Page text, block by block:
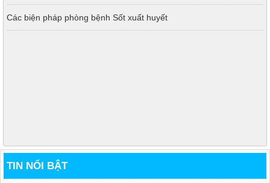
Các biện pháp phòng bệnh Sốt xuất huyết
TIN NỔI BẬT